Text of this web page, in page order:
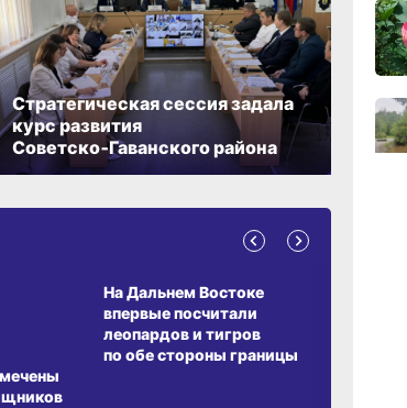
Стратегическая сессия задала
курс развития
Советско‑Гаванского района
На Дальнем Востоке
впервые посчитали
леопардов и тигров
по обе стороны границы
вчера